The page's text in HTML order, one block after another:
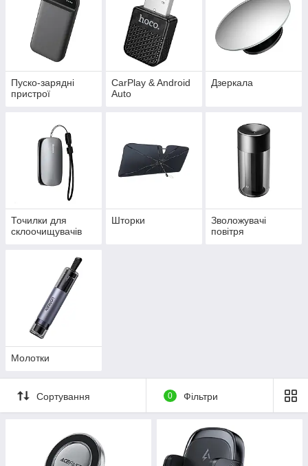
Пуско-зарядні
пристрої
CarPlay & Android
Auto
Дзеркала
Точилки для
склоочищувачів
Шторки
Зволожувачі
повітря
Молотки
Сортування 0 Фільтри